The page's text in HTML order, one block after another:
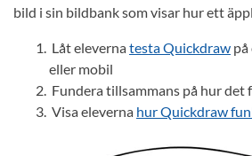
bild i sin bildbank som visar hur ett
Låt elevernatesta Quickdraw
eller mobil
Fundera tillsammans på hur det
Visa eleverna hur Quickdraw